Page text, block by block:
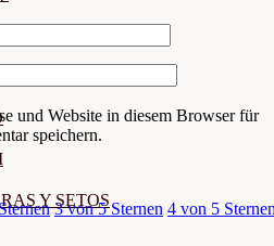
Y SETOS
und Website in diesem Browser für
speichern.
3 von 5 Sternen 4 von 5